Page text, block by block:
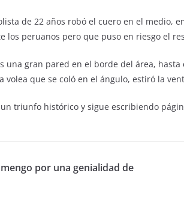
de 22 años robó el cuero en el
los peruanos pero que puso en riesgo el
una gran pared en el borde del área,
volea que se coló en el ángulo, estiró la
triunfo histórico y sigue escribiendo
por una genialidad de